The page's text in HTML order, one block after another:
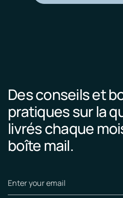
Des conseils et
pratiques sur la
livrés chaque
boîte mail.